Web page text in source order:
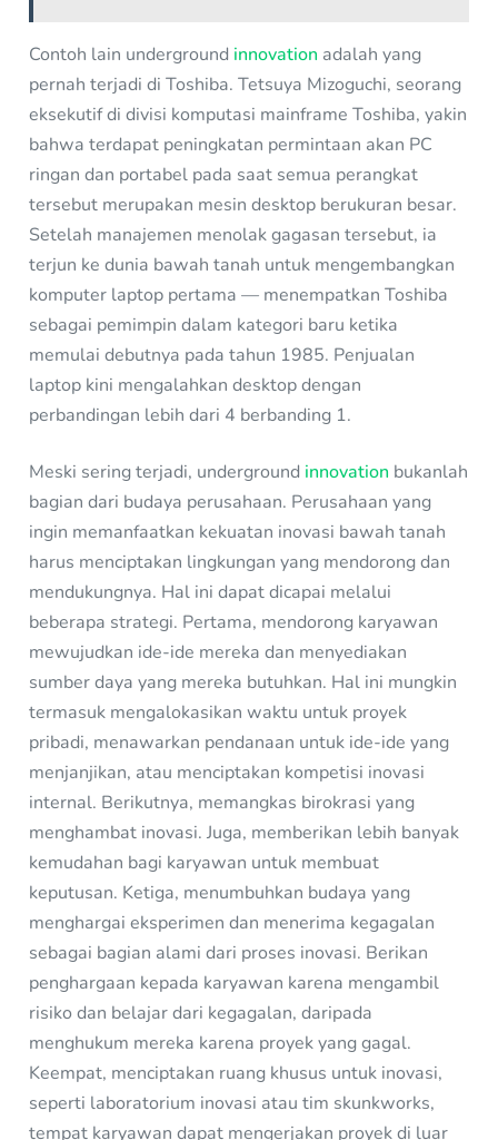
Contoh lain underground innovation adalah yang
pernah terjadi di Toshiba. Tetsuya Mizoguchi, seorang
eksekutif di divisi komputasi mainframe Toshiba, yakin
bahwa terdapat peningkatan permintaan akan PC
ringan dan portabel pada saat semua perangkat
tersebut merupakan mesin desktop berukuran besar.
Setelah manajemen menolak gagasan tersebut, ia
terjun ke dunia bawah tanah untuk mengembangkan
komputer laptop pertama — menempatkan Toshiba
sebagai pemimpin dalam kategori baru ketika
memulai debutnya pada tahun 1985. Penjualan
laptop kini mengalahkan desktop dengan
perbandingan lebih dari 4 berbanding 1.
Meski sering terjadi, underground innovation bukanlah
bagian dari budaya perusahaan. Perusahaan yang
ingin memanfaatkan kekuatan inovasi bawah tanah
harus menciptakan lingkungan yang mendorong dan
mendukungnya. Hal ini dapat dicapai melalui
beberapa strategi. Pertama, mendorong karyawan
mewujudkan ide-ide mereka dan menyediakan
sumber daya yang mereka butuhkan. Hal ini mungkin
termasuk mengalokasikan waktu untuk proyek
pribadi, menawarkan pendanaan untuk ide-ide yang
menjanjikan, atau menciptakan kompetisi inovasi
internal. Berikutnya, memangkas birokrasi yang
menghambat inovasi. Juga, memberikan lebih banyak
kemudahan bagi karyawan untuk membuat
keputusan. Ketiga, menumbuhkan budaya yang
menghargai eksperimen dan menerima kegagalan
sebagai bagian alami dari proses inovasi. Berikan
penghargaan kepada karyawan karena mengambil
risiko dan belajar dari kegagalan, daripada
menghukum mereka karena proyek yang gagal.
Keempat, menciptakan ruang khusus untuk inovasi,
seperti laboratorium inovasi atau tim skunkworks,
tempat karyawan dapat mengerjakan proyek di luar